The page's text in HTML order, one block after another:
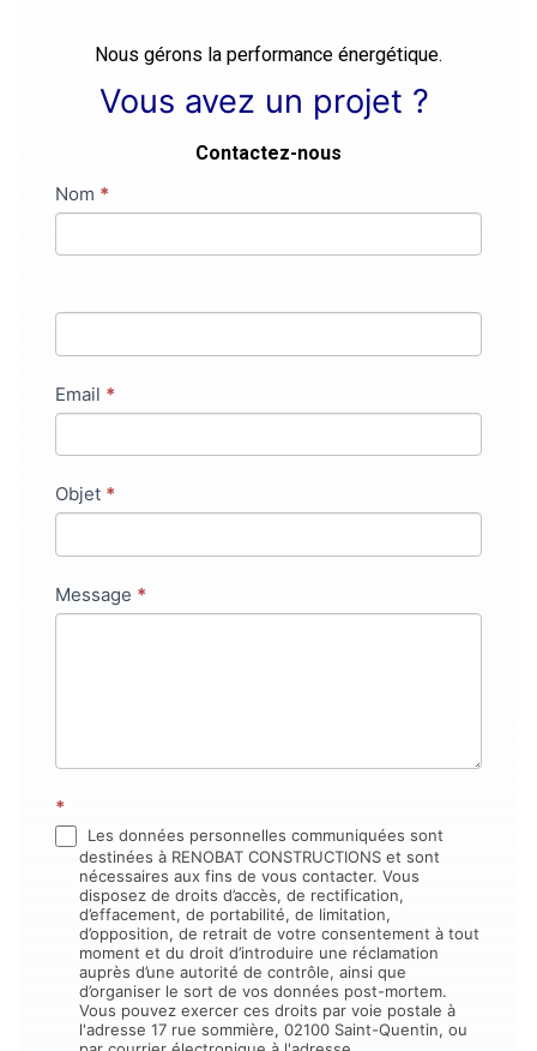
Nous gérons la performance énergétique.
Vous avez un projet ?
Contactez-nous
Contact
Nom *
Email *
Objet *
Message *
*
Les données personnelles communiquées sont
destinées à RENOBAT CONSTRUCTIONS et sont
nécessaires aux fins de vous contacter. Vous
disposez de droits d’accès, de rectification,
d’effacement, de portabilité, de limitation,
d’opposition, de retrait de votre consentement à tout
moment et du droit d’introduire une réclamation
auprès d’une autorité de contrôle, ainsi que
d’organiser le sort de vos données post-mortem.
Vous pouvez exercer ces droits par voie postale à
l'adresse 17 rue sommière, 02100 Saint-Quentin, ou
Si
vous
êtes
humain,
pas
champ.